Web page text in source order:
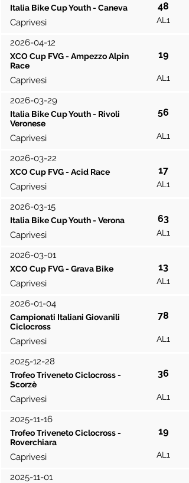
Italia Bike Cup Youth - Caneva 48
Caprivesi AL1
2026-04-12
XCO Cup FVG - Ampezzo Alpin
Race
19
Caprivesi AL1
2026-03-29
Italia Bike Cup Youth - Rivoli
Veronese
56
Caprivesi AL1
2026-03-22
XCO Cup FVG - Acid Race 17
Caprivesi AL1
2026-03-15
Italia Bike Cup Youth - Verona 63
Caprivesi AL1
2026-03-01
XCO Cup FVG - Grava Bike 13
Caprivesi AL1
2026-01-04
Campionati Italiani Giovanili
Ciclocross
78
Caprivesi AL1
2025-12-28
Trofeo Triveneto Ciclocross -
Scorzè
36
Caprivesi AL1
2025-11-16
Trofeo Triveneto Ciclocross -
Roverchiara
19
Caprivesi AL1
2025-11-01